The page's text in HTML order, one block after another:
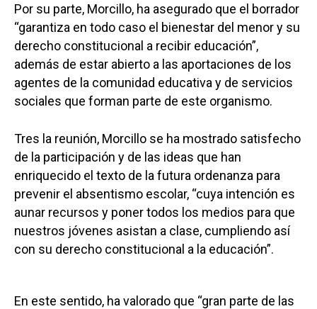
Por su parte, Morcillo, ha asegurado que el borrador
“garantiza en todo caso el bienestar del menor y su
derecho constitucional a recibir educación”,
además de estar abierto a las aportaciones de los
agentes de la comunidad educativa y de servicios
sociales que forman parte de este organismo.
Tres la reunión, Morcillo se ha mostrado satisfecho
de la participación y de las ideas que han
enriquecido el texto de la futura ordenanza para
prevenir el absentismo escolar, “cuya intención es
aunar recursos y poner todos los medios para que
nuestros jóvenes asistan a clase, cumpliendo así
con su derecho constitucional a la educación”.
En este sentido, ha valorado que “gran parte de las